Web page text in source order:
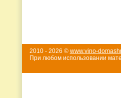
2010 - 2026 © www.vino-
При любом использовании